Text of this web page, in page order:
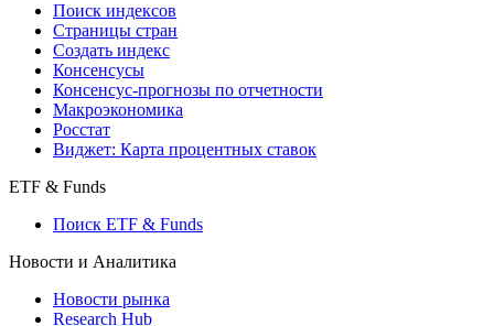
Поиск кредитов
Индексы
Поиск индексов
Страницы стран
Создать индекс
Консенсусы
Макроэкономика
Виджет: Карта процентных ставок
ETF & Funds
Поиск ETF & Funds